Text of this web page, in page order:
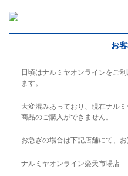
お
日頃はナルミヤオンラインをご
ます。
大変混みあっており、現在ナル
商品のご購入ができません。
お急ぎの場合は下記店舗にて、お
ナルミヤオンライン楽天市場店